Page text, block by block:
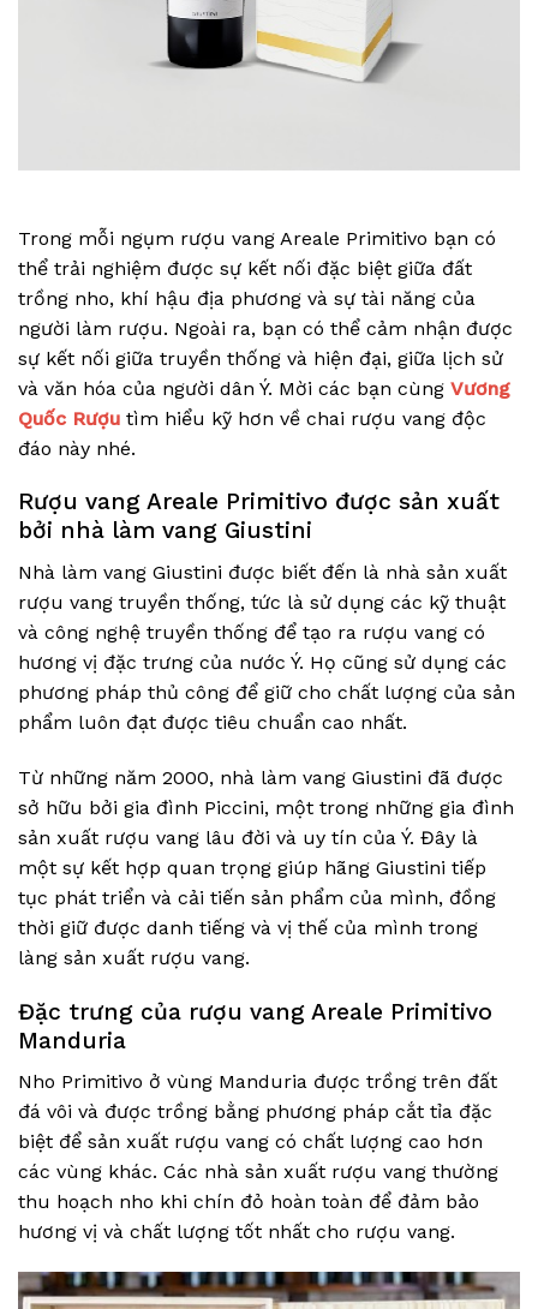
Trong mỗi ngụm rượu vang Areale Primitivo bạn có
thể trải nghiệm được sự kết nối đặc biệt giữa đất
trồng nho, khí hậu địa phương và sự tài năng của
người làm rượu. Ngoài ra, bạn có thể cảm nhận được
sự kết nối giữa truyền thống và hiện đại, giữa lịch sử
và văn hóa của người dân Ý. Mời các bạn cùng Vương
Quốc Rượu tìm hiểu kỹ hơn về chai rượu vang độc
đáo này nhé.
Rượu vang Areale Primitivo được sản xuất
bởi nhà làm vang Giustini
Nhà làm vang Giustini được biết đến là nhà sản xuất
rượu vang truyền thống, tức là sử dụng các kỹ thuật
và công nghệ truyền thống để tạo ra rượu vang có
hương vị đặc trưng của nước Ý. Họ cũng sử dụng các
phương pháp thủ công để giữ cho chất lượng của sản
phẩm luôn đạt được tiêu chuẩn cao nhất.
Từ những năm 2000, nhà làm vang Giustini đã được
sở hữu bởi gia đình Piccini, một trong những gia đình
sản xuất rượu vang lâu đời và uy tín của Ý. Đây là
một sự kết hợp quan trọng giúp hãng Giustini tiếp
tục phát triển và cải tiến sản phẩm của mình, đồng
thời giữ được danh tiếng và vị thế của mình trong
làng sản xuất rượu vang.
Đặc trưng của rượu vang Areale Primitivo
Manduria
Nho Primitivo ở vùng Manduria được trồng trên đất
đá vôi và được trồng bằng phương pháp cắt tỉa đặc
biệt để sản xuất rượu vang có chất lượng cao hơn
các vùng khác. Các nhà sản xuất rượu vang thường
thu hoạch nho khi chín đỏ hoàn toàn để đảm bảo
hương vị và chất lượng tốt nhất cho rượu vang.